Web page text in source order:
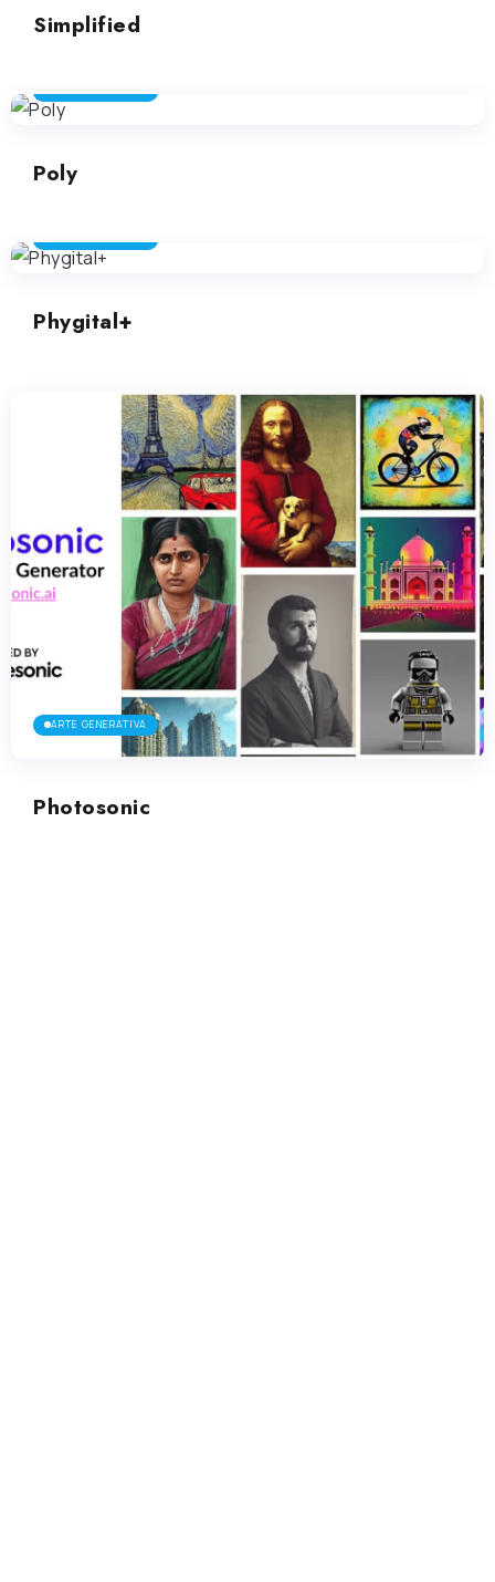
Simplified
Poly
Phygital+
ARTE GENERATIVA
Photosonic